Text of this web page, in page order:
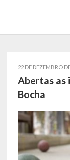
Símbolos
Conselhos
Gabinete do
22 DE DEZEMBRO
Abertas as
Bocha